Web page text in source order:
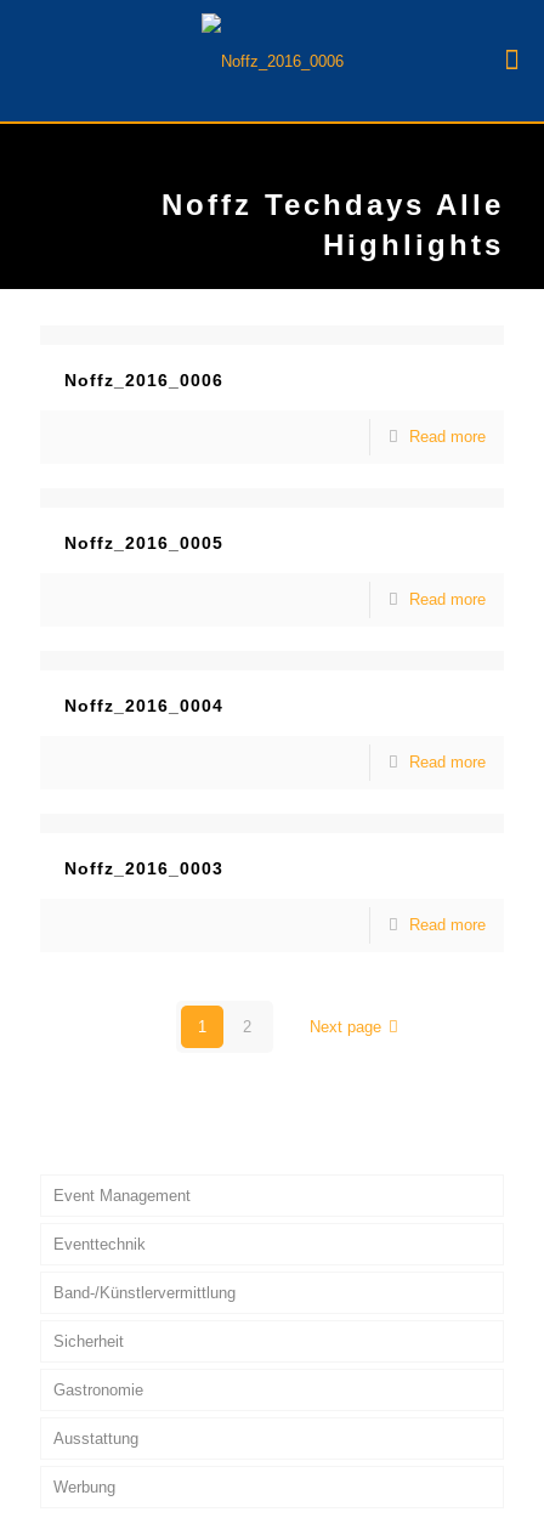
Noffz Techdays Alle
Highlights
Noffz_2016_0006
Read more
Noffz_2016_0005
Read more
Noffz_2016_0004
Read more
Noffz_2016_0003
Read more
1 2 Next page
Event Management
Eventtechnik
Band-/Künstlervermittlung
Sicherheit
Gastronomie
Ausstattung
Werbung